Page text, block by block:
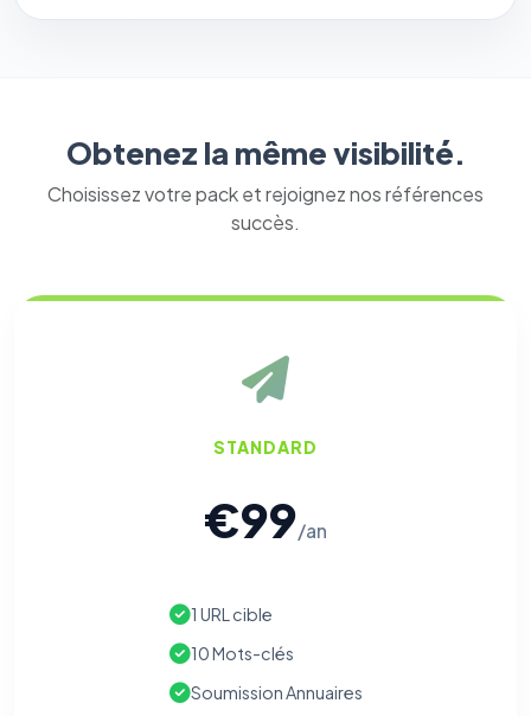
Obtenez la même visibilité.
Choisissez votre pack et rejoignez nos références
succès.
STANDARD
€99/an
1 URL cible
10 Mots-clés
Soumission Annuaires